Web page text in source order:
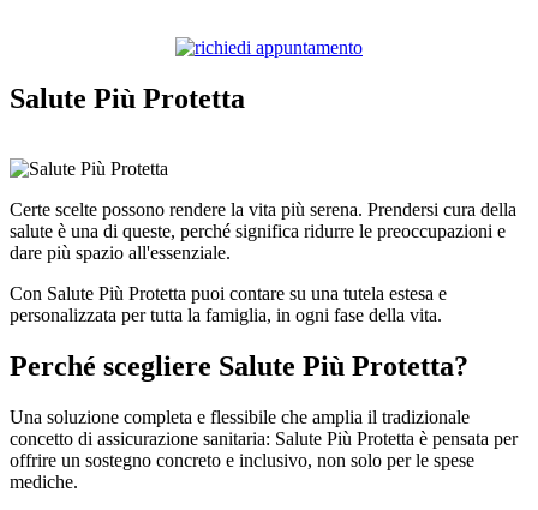
Salute Più Protetta
Certe scelte possono rendere la vita più serena. Prendersi cura della
salute è una di queste, perché significa ridurre le preoccupazioni e
dare più spazio all'essenziale.
Con Salute Più Protetta puoi contare su una tutela estesa e
personalizzata per tutta la famiglia, in ogni fase della vita.
Perché scegliere Salute Più Protetta?
Una soluzione completa e flessibile che amplia il tradizionale
concetto di assicurazione sanitaria: Salute Più Protetta è pensata per
offrire un sostegno concreto e inclusivo, non solo per le spese
mediche.